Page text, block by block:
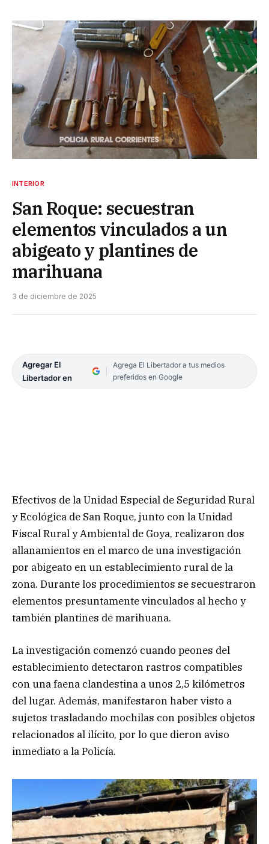
INTERIOR
San Roque: secuestran
elementos vinculados a un
abigeato y plantines de
marihuana
3 de diciembre de 2025
Agregar El
Libertador en
Agrega El Libertador a tus medios
preferidos en Google
Efectivos de la Unidad Especial de Seguridad Rural
y Ecológica de San Roque, junto con la Unidad
Fiscal Rural y Ambiental de Goya, realizaron dos
allanamientos en el marco de una investigación
por abigeato en un establecimiento rural de la
zona. Durante los procedimientos se secuestraron
elementos presuntamente vinculados al hecho y
también plantines de marihuana.
La investigación comenzó cuando peones del
establecimiento detectaron rastros compatibles
con una faena clandestina a unos 2,5 kilómetros
del lugar. Además, manifestaron haber visto a
sujetos trasladando mochilas con posibles objetos
relacionados al ilícito, por lo que dieron aviso
inmediato a la Policía.